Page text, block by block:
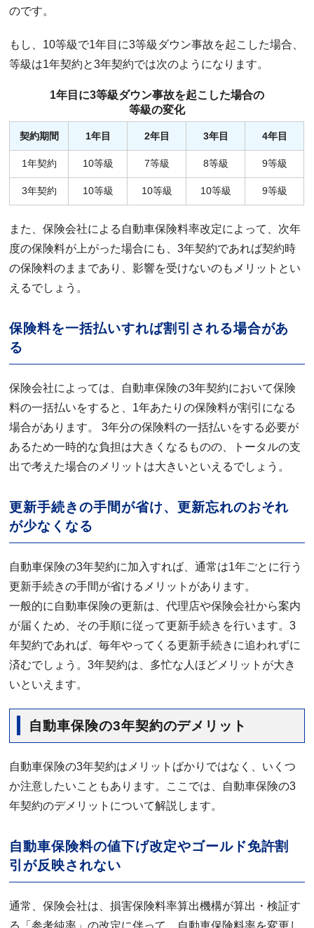
のです。
もし、10等級で1年目に3等級ダウン事故を起こした場合、
等級は1年契約と3年契約では次のようになります。
1年目に3等級ダウン事故を起こした場合の
等級の変化
契約期間 1年目 2年目 3年目 4年目
1年契約 10等級 7等級 8等級 9等級
3年契約 10等級 10等級 10等級 9等級
また、保険会社による自動車保険料率改定によって、次年
度の保険料が上がった場合にも、3年契約であれば契約時
の保険料のままであり、影響を受けないのもメリットとい
えるでしょう。
保険料を一括払いすれば割引される場合があ
る
保険会社によっては、自動車保険の3年契約において保険
料の一括払いをすると、1年あたりの保険料が割引になる
場合があります。 3年分の保険料の一括払いをする必要が
あるため一時的な負担は大きくなるものの、トータルの支
出で考えた場合のメリットは大きいといえるでしょう。
更新手続きの手間が省け、更新忘れのおそれ
が少なくなる
自動車保険の3年契約に加入すれば、通常は1年ごとに行う
更新手続きの手間が省けるメリットがあります。
一般的に自動車保険の更新は、代理店や保険会社から案内
が届くため、その手順に従って更新手続きを行います。3
年契約であれば、毎年やってくる更新手続きに追われずに
済むでしょう。3年契約は、多忙な人ほどメリットが大き
いといえます。
自動車保険の3年契約のデメリット
自動車保険の3年契約はメリットばかりではなく、いくつ
か注意したいこともあります。ここでは、自動車保険の3
年契約のデメリットについて解説します。
自動車保険料の値下げ改定やゴールド免許割
引が反映されない
通常、保険会社は、損害保険料率算出機構が算出・検証す
る「参考純率」の改定に伴って、自動車保険料率を変更し